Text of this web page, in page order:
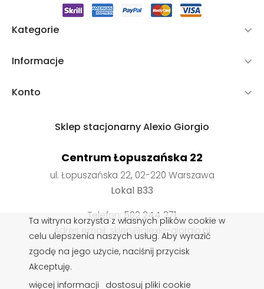
Kategorie 
Informacje 
Konto 
Sklep stacjonarny Alexio Giorgio
Centrum Łopuszańska 22
ul. Łopuszańska 22, 02-220 Warszawa
Lokal B33
Telefon: 502 244 271
Adres email: sklep@alexio-giorgio.pl
Ta witryna korzysta z własnych plików cookie w
celu ulepszenia naszych usług. Aby wyrazić
zgodę na jego użycie, naciśnij przycisk
Akceptuję.
więcej informacji
dostosuj pliki cookie